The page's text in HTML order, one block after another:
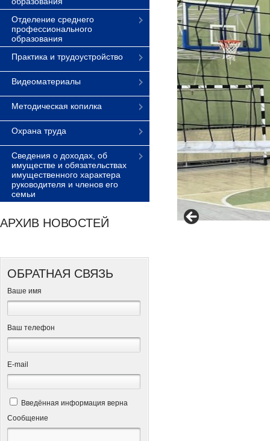
Отделение среднего
профессионального
образования
Практика и трудоустройство
Видеоматериалы
Методическая копилка
Охрана труда
Сведения о доходах, об
имуществе и обязательствах
имущественного характера
руководителя и членов его
семьи
АРХИВ НОВОСТЕЙ
ОБРАТНАЯ СВЯЗЬ
Ваше имя
Ваш телефон
Е-mail
Введённая информация верна
Сообщение